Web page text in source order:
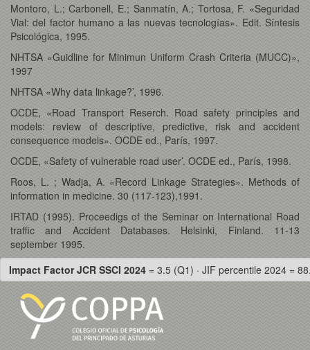
Montoro, L.; Carbonell, E.; Sanmatín, A.; Tortosa, F. «Seguridad
Vial: del factor humano a las nuevas tecnologías». Edit. Síntesis
Psicológica, 1995.
NHTSA «Guidline for Minimun Uniform Crash Criteria (MUCC)»,
1997
NHTSA «Why data linkage?’, 1996.
OCDE, «Road Transport Reserch. Road safety principles and
models: review of descriptive, predictive, risk and accident
consequence models». OCDE ed., París, 1997.
OCDE, «Safety of vulnerable road user’. OCDE ed., París, 1998.
Roos, L. ; Wadja, A. «Record Linkage Strategies». Methods of
information in medicine. 30 (117-123),1991.
IRTAD (1995). Proceedigs of the Seminar on International Road
traffic and Accident Databases. Helsinki, Finland. 11-13
september 1995.
Impact Factor JCR SSCI 2024 = 3.5 (Q1) · JIF percentile 2024 =